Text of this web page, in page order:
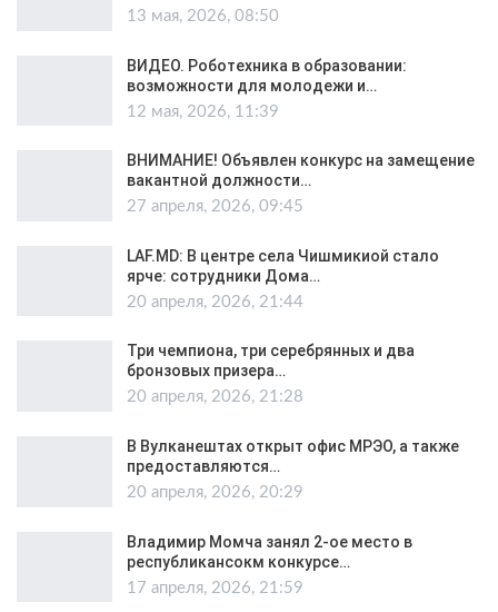
13 мая, 2026, 08:50
ВИДЕО. Роботехника в образовании:
возможности для молодежи и…
12 мая, 2026, 11:39
ВНИМАНИЕ! Объявлен конкурс на замещение
вакантной должности…
27 апреля, 2026, 09:45
LAF.MD: В центре села Чишмикиой стало
ярче: сотрудники Дома…
20 апреля, 2026, 21:44
Три чемпиона, три серебрянных и два
бронзовых призера…
20 апреля, 2026, 21:28
В Вулканештах открыт офис МРЭО, а также
предоставляются…
20 апреля, 2026, 20:29
Владимир Момча занял 2-ое место в
республикансокм конкурсе…
17 апреля, 2026, 21:59